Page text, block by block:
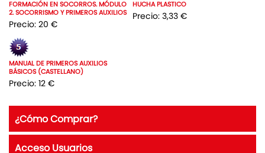
FORMACIÓN EN SOCORROS. MÓDULO
2. SOCORRISMO Y PRIMEROS AUXILIOS
Precio: 20 €
HUCHA PLASTICO
Precio: 3,33 €
MANUAL DE PRIMEROS AUXILIOS
BÁSICOS (CASTELLANO)
Precio: 12 €
¿Cómo Comprar?
Acceso Usuarios